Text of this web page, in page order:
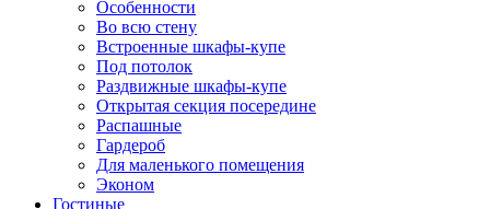
Особенности
Во всю стену
Встроенные шкафы-купе
Под потолок
Раздвижные шкафы-купе
Открытая секция посередине
Распашные
Гардероб
Для маленького помещения
Эконом
Гостиные